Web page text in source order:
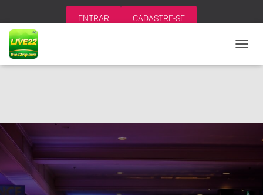
ENTRAR CADASTRE-SE
L